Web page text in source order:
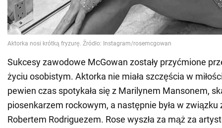
Sukcesy zawodowe McGowan zostały przyćmione
życiu osobistym. Aktorka nie miała szczęścia w
pewien czas spotykała się z Marilynem Mansonem,
piosenkarzem rockowym, a następnie była w związku
Robertem Rodriguezem. Rose wyszła za mąż za